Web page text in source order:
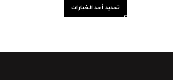
تحديد أحد الخيارات